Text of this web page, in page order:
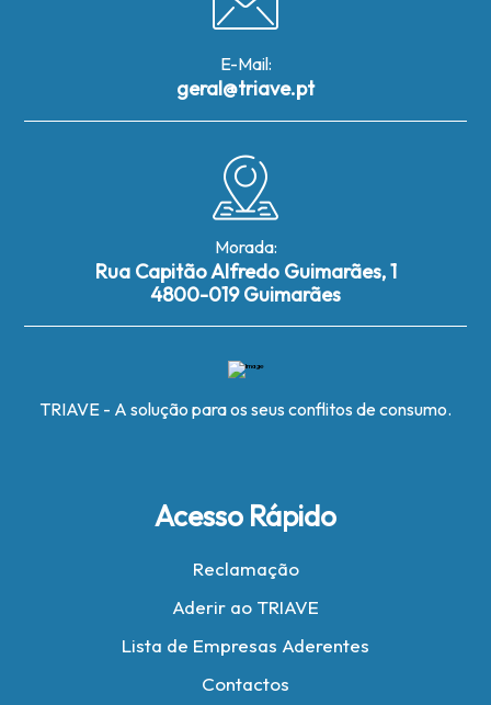
E-Mail:
geral@triave.pt
Morada:
Rua Capitão Alfredo Guimarães, 1
4800-019 Guimarães
TRIAVE - A solução para os seus conflitos de consumo.
Acesso Rápido
Reclamação
Aderir ao TRIAVE
Lista de Empresas Aderentes
Contactos